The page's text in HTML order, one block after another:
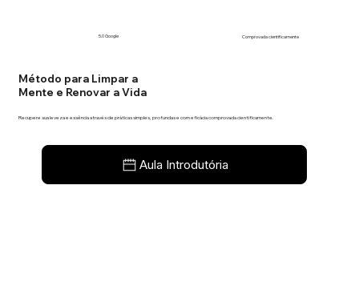
5.0 Google Comprovada cientificamente
Método para Limpar a
Mente e Renovar a Vida
Recupere sua leveza e essência através de práticas simples, profundas e com eficácia comprovada cientificamente.
Aula Introdutória